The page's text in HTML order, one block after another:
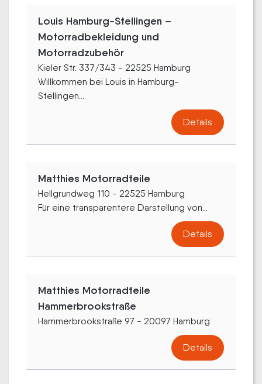
Louis Hamburg-Stellingen –
Motorradbekleidung und
Motorradzubehör
Kieler Str. 337/343 - 22525 Hamburg
Willkommen bei Louis in Hamburg-
Stellingen...
Details
Matthies Motorradteile
Hellgrundweg 110 - 22525 Hamburg
Für eine transparentere Darstellung von...
Details
Matthies Motorradteile
Hammerbrookstraße
Hammerbrookstraße 97 - 20097 Hamburg
Details